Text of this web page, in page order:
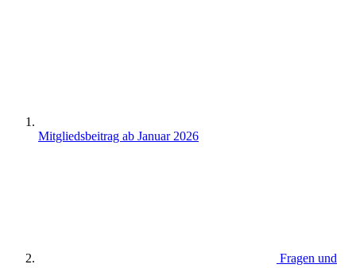
Mitgliedsbeitrag ab Januar 2026
Fragen und